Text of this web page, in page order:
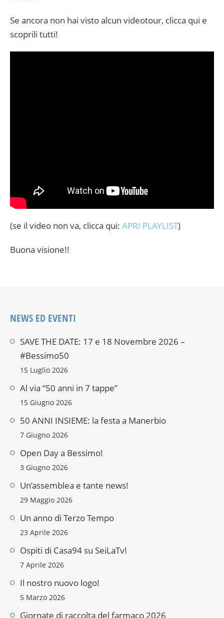
Se ancora non hai visto alcun videotour, clicca qui e
scoprili tutti!
(se il video non va, clicca qui: APRI PLAYLIST)
Buona visione!!
NEWS ED EVENTI
SAVE THE DATE: 17 e 18 Novembre 2026 –
#Bessimo50
15 Luglio 2026
Al via “50 anni in 7 tappe”
15 Giugno 2026
50 ANNI INSIEME: la festa a Manerbio
7 Giugno 2026
Open Day a Bessimo!
3 Giugno 2026
Un’assemblea e tante news!
29 Maggio 2026
Un anno di Terzo Tempo
23 Aprile 2026
Ospiti di Casa94 su SeiLaTv!
7 Aprile 2026
Il nostro nuovo logo!
5 Marzo 2026
Giornate di raccolta del farmaco 2026